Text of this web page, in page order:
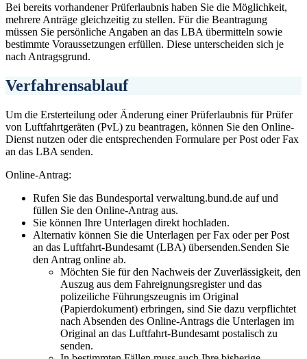
Bei bereits vorhandener Prüferlaubnis haben Sie die Möglichkeit,
mehrere Anträge gleichzeitig zu stellen. Für die Beantragung
müssen Sie persönliche Angaben an das LBA übermitteln sowie
bestimmte Voraussetzungen erfüllen. Diese unterscheiden sich je
nach Antragsgrund.
Verfahrensablauf
Um die Ersterteilung oder Änderung einer Prüferlaubnis für Prüfer
von Luftfahrtgeräten (PvL) zu beantragen, können Sie den Online-
Dienst nutzen oder die entsprechenden Formulare per Post oder Fax
an das LBA senden.
Online-Antrag:
Rufen Sie das Bundesportal verwaltung.bund.de auf und
füllen Sie den Online-Antrag aus.
Sie können Ihre Unterlagen direkt hochladen.
Alternativ können Sie die Unterlagen per Fax oder per Post
an das Luftfahrt-Bundesamt (LBA) übersenden.Senden Sie
den Antrag online ab.
Möchten Sie für den Nachweis der Zuverlässigkeit, den
Auszug aus dem Fahreignungsregister und das
polizeiliche Führungszeugnis im Original
(Papierdokument) erbringen, sind Sie dazu verpflichtet
nach Absenden des Online-Antrags die Unterlagen im
Original an das Luftfahrt-Bundesamt postalisch zu
senden.